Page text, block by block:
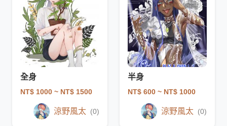
全身
NT$ 1000 ~ NT$ 1500
涼野風太 (0)
半身
NT$ 600 ~ NT$ 1000
涼野風太 (0)